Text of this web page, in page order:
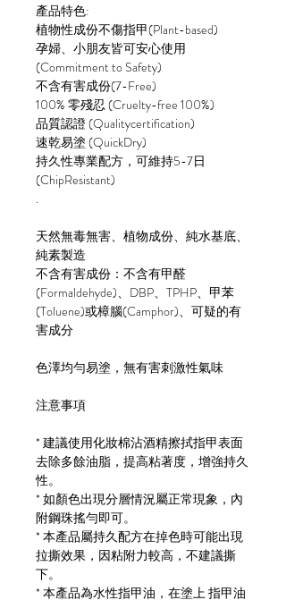
產品特色:
植物性成份不傷指甲(Plant-based)
孕婦、小朋友皆可安心使用
(Commitment to Safety)
不含有害成份(7-Free)
100% 零殘忍 (Cruelty-free 100%)
品質認證 (Qualitycertification)
速乾易塗 (QuickDry)
持久性專業配方，可維持5-7日
(ChipResistant)
.
天然無毒無害、植物成份、純水基底、
純素製造
不含有害成份：不含有甲醛
(Formaldehyde)、DBP、TPHP、甲苯
(Toluene)或樟腦(Camphor)、可疑的有
害成分
色澤均勻易塗，無有害刺激性氣味
注意事項
* 建議使用化妝棉沾酒精擦拭指甲表面
去除多餘油脂，提高粘著度，增強持久
性。
* 如顏色出現分層情況屬正常現象，內
附鋼珠搖勻即可。
* 本產品屬持久配方在掉色時可能出現
拉撕效果，因粘附力較高，不建議撕
下。
* 本產品為水性指甲油，在塗上 指甲油